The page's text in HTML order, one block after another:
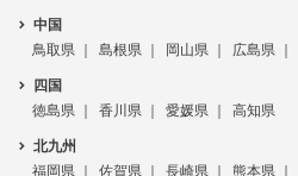
中国
鳥取県
島根県 岡山県 広島県
四国
徳島県
香川県 愛媛県 高知県
北九州
福岡県
佐賀県 長崎県 熊本県